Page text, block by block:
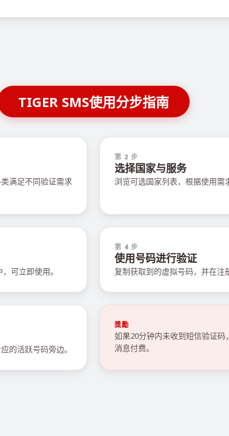
TIGER SMS使用分步指南
满足不同验证需求
第 2 步
选择国家与服务
浏览可选国家列表，根据使用需
可立即使用。
第 4 步
使用号码进行验证
复制获取到的虚拟号码，并在
的活跃号码旁边。
獎勵
如果20分钟内未收到短信验证
消息付费。